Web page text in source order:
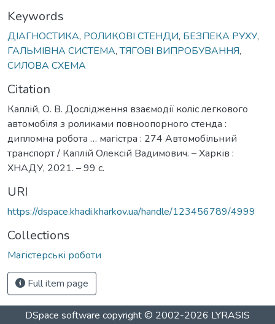
Keywords
ДІАГНОСТИКА, РОЛИКОВІ СТЕНДИ, БЕЗПЕКА РУХУ,
ГАЛЬМІВНА СИСТЕМА,ТЯГОВІ ВИПРОБУВАННЯ,
СИЛОВА СХЕМА
Citation
Каплій, О. В. Дослідження взаємодії коліс легкового
автомобіля з роликами повноопорного стенда :
дипломна робота … магістра : 274 Автомобільний
транспорт / Каплій Олексій Вадимович. – Харків :
ХНАДУ, 2021. – 99 с.
URI
https://dspace.khadi.kharkov.ua/handle/123456789/4999
Collections
Магістерські роботи
Full item page
DSpace software copyright © 2002-2026 LYRASIS